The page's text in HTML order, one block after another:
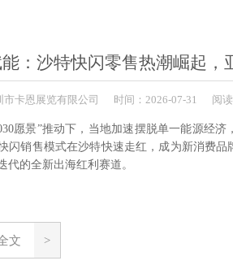
：沙特快闪零售热潮崛起
市卡恩展览有限公司 时间：2026-07-31 阅
愿景”推动下，当地加速摆脱单一能源经
闪销售模式在沙特快速走红，成为新消费
代的全新出海红利赛道。
文